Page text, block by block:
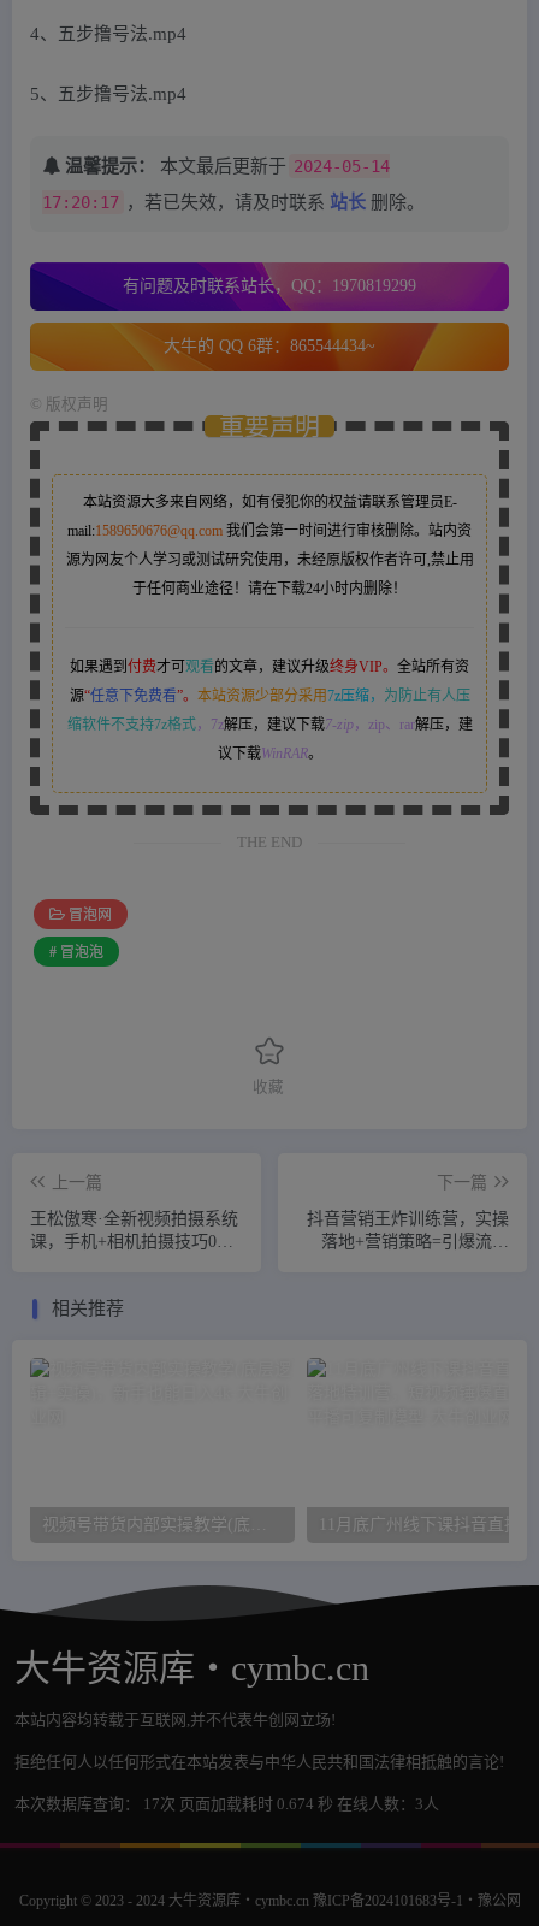
4、五步撸号法.mp4
5、五步撸号法.mp4
温馨提示： 本文最后更新于 2024-05-14
17:20:17 ，若已失效，请及时联系 站长 删除。
有问题及时联系站长，QQ：1970819299
大牛的 QQ 6群：865544434~
版权声明
重要声明
本站资源大多来自网络，如有侵犯你的权益请联系管理员E-
mail:1589650676@qq.com 我们会第一时间进行审核删除。站内资
源为网友个人学习或测试研究使用，未经原版权作者许可,禁止用
于任何商业途径！请在下载24小时内删除！
如果遇到 付费才可 观看 的文章，建议升级终身VIP。 全站所有资
源“任意下免费看”。 本站资源少部分采用7z压缩，
为防止有人压
缩软件不支持7z格式，7z解压，建议下载7-zip，zip、rar解压，建
议下载WinRAR。
THE END
冒泡网
# 冒泡泡
收藏
上一篇
王松傲寒·全新视频拍摄系统
课，手机+相机拍摄技巧0基
下一篇
抖音营销王炸训练营，实操
落地+营销策略=引爆流量
相关推荐
大牛资源库・cymbc.cn
本站内容均转载于互联网,并不代表牛创网立场!
拒绝任何人以任何形式在本站发表与中华人民共和国法律相抵触的言论!
本次数据库查询： 17次 页面加载耗时 0.674 秒 在线人数：3人
Copyright © 2023 - 2024 大牛资源库・cymbc.cn 豫ICP备2024101683号-1 ・ 豫公网